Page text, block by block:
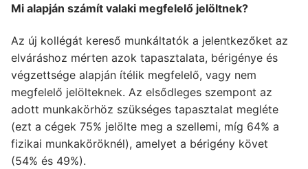
Mi alapján számít valaki megfelelő jelöltnek?
Az új kollégát kereső munkáltatók a jelentkezőket az
elváráshoz mérten azok tapasztalata, bérigénye és
végzettsége alapján ítélik megfelelő, vagy nem
megfelelő jelölteknek. Az elsődleges szempont az
adott munkakörhöz szükséges tapasztalat megléte
(ezt a cégek 75% jelölte meg a szellemi, míg 64% a
fizikai munkaköröknél), amelyet a bérigény követ
(54% és 49%).